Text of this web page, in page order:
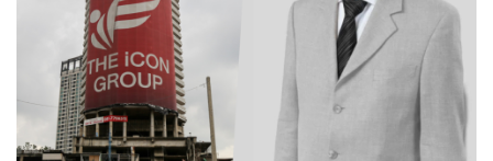
ค้นหา